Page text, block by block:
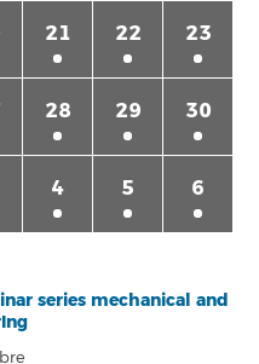
21 22 23
28 29 30
4 5 6
series mechanical and